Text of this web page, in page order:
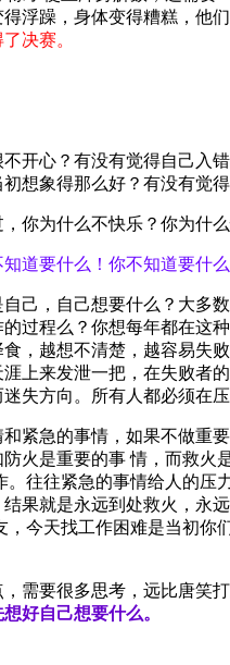
浮躁，身体变得糟糕，他
决赛。
开心？有没有觉得自己入
想象得那么好？有没有觉
你为什么不快乐？你为什
道要什么！你不知道要什
己，自己想要什么？大多
过程么？你想每年都在这
，越想不清楚，越容易失
上来发泄一把，在失败者
失方向。所有人都必须在
紧急的事情，如果不做重
火是重要的事 情，而救
往往紧急的事情给人的
果就是永远到处救火，永
今天找工作困难是当初
需要很多思考，远比唐笑
好自己想要什么。